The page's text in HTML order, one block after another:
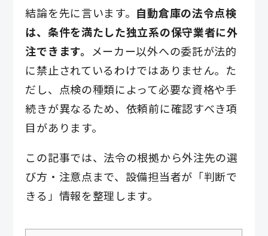
結論を先に言います。 自動倉庫の法令点検
は、条件を満たした独立系の保守業者に外
注できます。 メーカー以外への委託が法的
に禁止されているわけではありません。た
だし、点検の種類によって必要な資格や手
続きが異なるため、依頼前に確認すべき項
目があります。
この記事では、法令の根拠から外注先の選
び方・注意点まで、設備担当者が「判断で
きる」情報を整理します。